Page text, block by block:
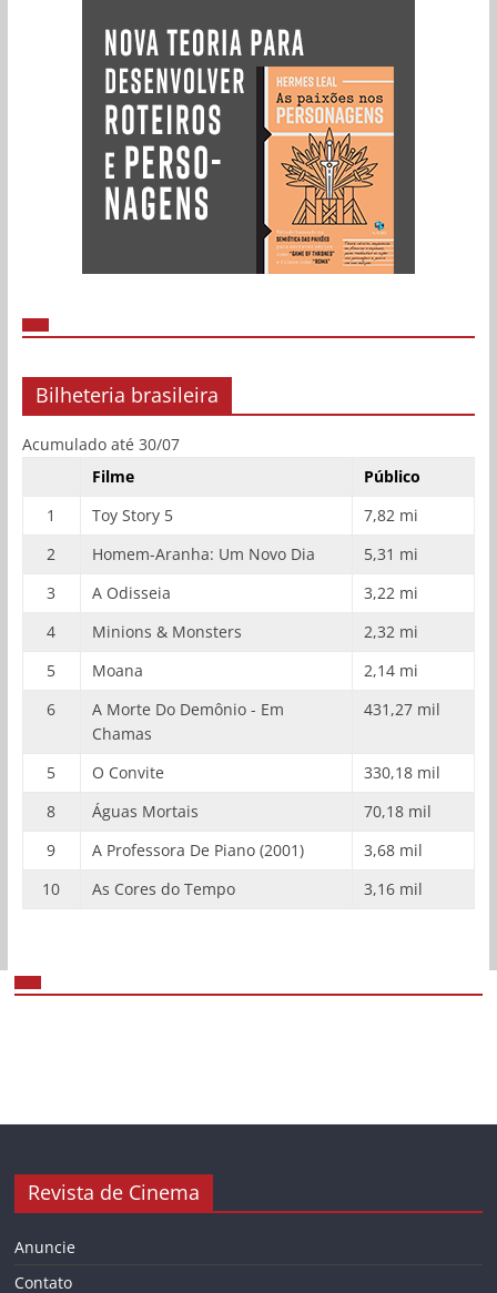
Bilheteria brasileira
Acumulado até 30/07
Filme
Público
1
Toy Story 5
7,82 mi
2
Homem-Aranha: Um Novo Dia
5,31 mi
3
A Odisseia
3,22 mi
4
Minions & Monsters
2,32 mi
5
Moana
2,14 mi
6
A Morte Do Demônio - Em
Chamas
431,27 mil
5 O Convite
330,18 mil
8
Águas Mortais
70,18 mil
9
A Professora De Piano (2001)
3,68 mil
10
As Cores do Tempo 3,16 mil
Revista de Cinema
Anuncie
Contato